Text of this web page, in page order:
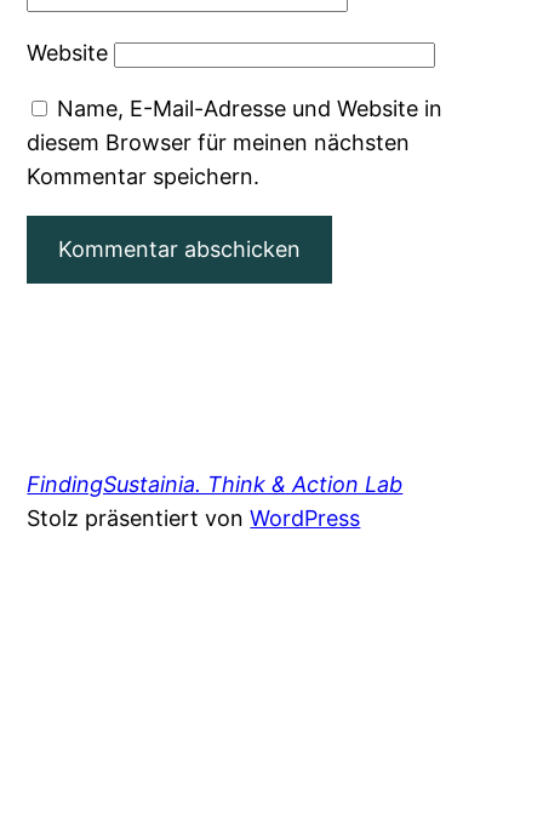
Website
Name, E-Mail-Adresse und Website in
diesem Browser für meinen nächsten
Kommentar speichern.
FindingSustainia. Think & Action Lab
Stolz präsentiert vonWordPress